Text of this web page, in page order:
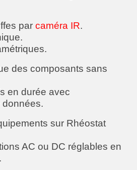
par caméra IR.
des composants sans
en durée avec
données.
sur Rhéostat
AC ou DC réglables en